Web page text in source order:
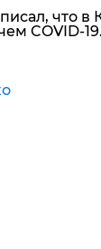
что в
COVID-